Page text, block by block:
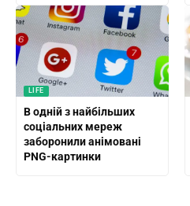
LIFE
В одній з найбільших
соціальних мереж
заборонили анімовані
PNG-картинки